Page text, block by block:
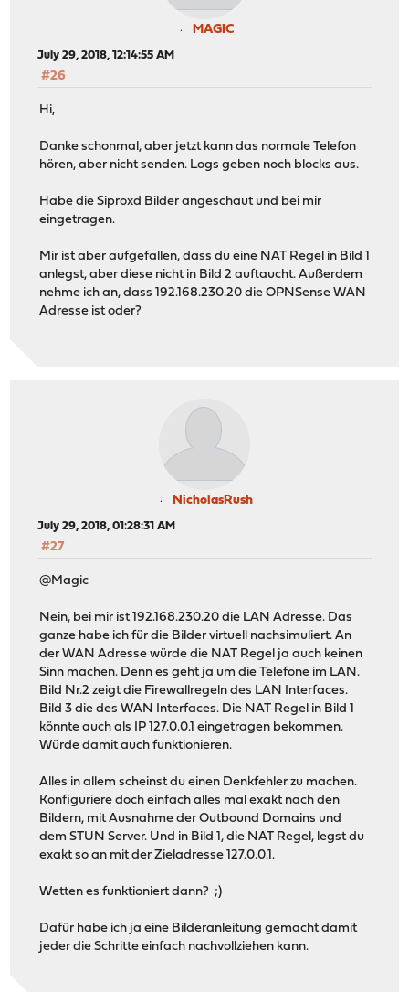
MAGIC
July 29, 2018, 12:14:55 AM
#26
Hi,
Danke schonmal, aber jetzt kann das normale Telefon
hören, aber nicht senden. Logs geben noch blocks aus.
Habe die Siproxd Bilder angeschaut und bei mir
eingetragen.
Mir ist aber aufgefallen, dass du eine NAT Regel in Bild 1
anlegst, aber diese nicht in Bild 2 auftaucht. Außerdem
nehme ich an, dass 192.168.230.20 die OPNSense WAN
Adresse ist oder?
NicholasRush
July 29, 2018, 01:28:31 AM
#27
@Magic
Nein, bei mir ist 192.168.230.20 die LAN Adresse. Das
ganze habe ich für die Bilder virtuell nachsimuliert. An
der WAN Adresse würde die NAT Regel ja auch keinen
Sinn machen. Denn es geht ja um die Telefone im LAN.
Bild Nr.2 zeigt die Firewallregeln des LAN Interfaces.
Bild 3 die des WAN Interfaces. Die NAT Regel in Bild 1
könnte auch als IP 127.0.0.1 eingetragen bekommen.
Würde damit auch funktionieren.
Alles in allem scheinst du einen Denkfehler zu machen.
Konfiguriere doch einfach alles mal exakt nach den
Bildern, mit Ausnahme der Outbound Domains und
dem STUN Server. Und in Bild 1, die NAT Regel, legst du
exakt so an mit der Zieladresse 127.0.0.1.
Wetten es funktioniert dann? ;)
Dafür habe ich ja eine Bilderanleitung gemacht damit
jeder die Schritte einfach nachvollziehen kann.